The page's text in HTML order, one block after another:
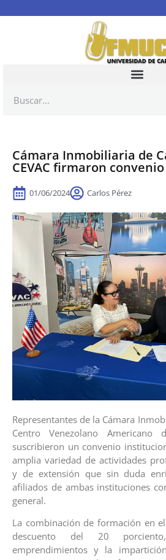
Cámara Inmobiliaria de
CEVAC firmaron
01/06/2024 Carlos Pérez
Representantes de la Cámara
Centro Venezolano Americano
suscribieron un convenio
amplia variedad de actividades
y de extensión que sin duda
afiliados de ambas instituciones
general.
La combinación de formación en
descuento del 20
emprendimientos y la